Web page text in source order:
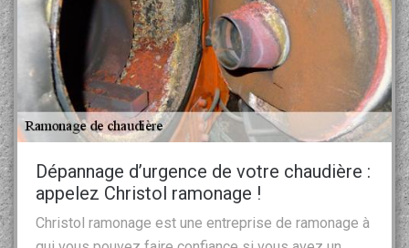
Dépannage d’urgence de votre chaudière :
appelez Christol ramonage !
Christol ramonage est une entreprise de ramonage à